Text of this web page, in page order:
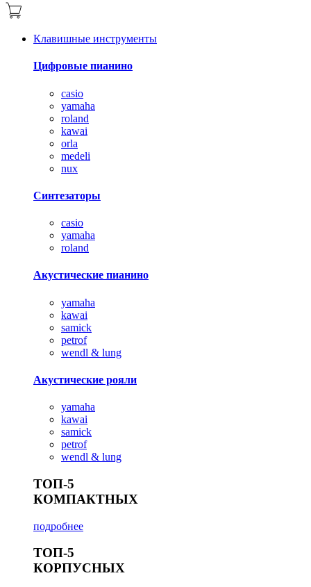
Клавишные инструменты
Цифровые пианино
casio
yamaha
roland
kawai
orla
medeli
nux
Синтезаторы
casio
yamaha
roland
Акустические пианино
yamaha
kawai
samick
petrof
wendl & lung
Акустические рояли
yamaha
kawai
samick
petrof
wendl & lung
ТОП-5
КОМПАКТНЫХ
подробнее
ТОП-5
КОРПУСНЫХ